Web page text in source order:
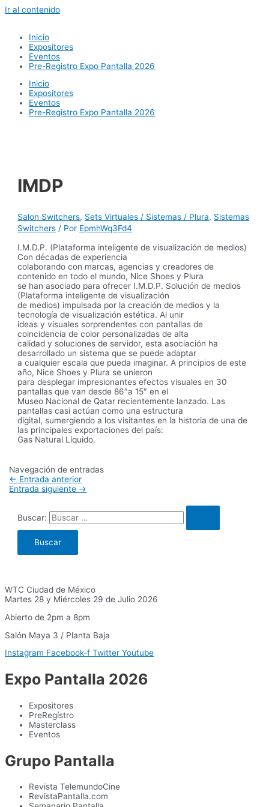
Ir al contenido
Inicio
Expositores
Eventos
Pre-Registro Expo Pantalla 2026
Inicio
Expositores
Eventos
Pre-Registro Expo Pantalla 2026
IMDP
Salon Switchers, Sets Virtuales / Sistemas / Plura, Sistemas
Switchers / Por EpmhWq3Fd4
I.M.D.P. (Plataforma inteligente de visualización de medios)
Con décadas de experiencia
colaborando con marcas, agencias y creadores de
contenido en todo el mundo, Nice Shoes y Plura
se han asociado para ofrecer I.M.D.P. Solución de medios
(Plataforma inteligente de visualización
de medios) impulsada por la creación de medios y la
tecnología de visualización estética. Al unir
ideas y visuales sorprendentes con pantallas de
coincidencia de color personalizadas de alta
calidad y soluciones de servidor, esta asociación ha
desarrollado un sistema que se puede adaptar
a cualquier escala que pueda imaginar. A principios de este
año, Nice Shoes y Plura se unieron
para desplegar impresionantes efectos visuales en 30
pantallas que van desde 86″a 15″ en el
Museo Nacional de Qatar recientemente lanzado. Las
pantallas casi actúan como una estructura
digital, sumergiendo a los visitantes en la historia de una de
las principales exportaciones del país:
Gas Natural Líquido.
Navegación de entradas
← Entrada anterior
Entrada siguiente →
Buscar:
WTC Ciudad de México
Martes 28 y Miércoles 29 de Julio 2026
Abierto de 2pm a 8pm
Salón Maya 3 / Planta Baja
Instagram Facebook-f Twitter Youtube
Expo Pantalla 2026
Expositores
PreRegístro
Masterclass
Eventos
Grupo Pantalla
Revista TelemundoCine
RevistaPantalla.com